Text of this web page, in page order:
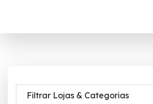
Filtrar Lojas & Categorias